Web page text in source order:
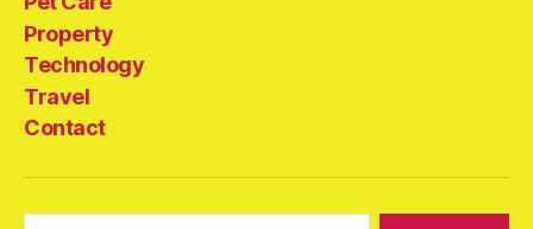
Property
Technology
Travel
Contact